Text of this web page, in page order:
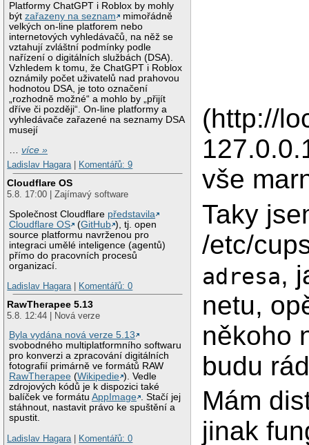
Platformy ChatGPT i Roblox by mohly
býtzařazeny na seznam
mimořádně
velkých on-line platforem nebo
internetových vyhledávačů, na něž se
vztahují zvláštní podmínky podle
nařízení o digitálních službách (DSA).
Vzhledem k tomu, že ChatGPT i Roblox
oznámily počet uživatelů nad prahovou
hodnotou DSA, je toto označení
„rozhodně možné“ a mohlo by „přijít
dříve či později“. On-line platformy a
vyhledávače zařazené na seznamy DSA
musejí
…více »
Ladislav Hagara| Komentářů: 9
Cloudflare OS
5.8. 17:00 | Zajímavý software
Společnost Cloudflare představila
Cloudflare OS
(GitHub ), tj. open
source platformu navrženou pro
integraci umělé inteligence (agentů)
přímo do pracovních procesů
organizací.
Ladislav Hagara| Komentářů: 0
RawTherapee 5.13
5.8. 12:44 | Nová verze
Byla vydána nová verze 5.13
svobodného multiplatformního softwaru
pro konverzi a zpracování digitálních
fotografií primárně ve formátů RAW
RawTherapee (Wikipedie ). Vedle
zdrojových kódů je k dispozici také
balíček ve formátuAppImage . Stačí jej
stáhnout, nastavit právo ke spuštění a
spustit.
Ladislav Hagara| Komentářů: 0
(http://
vše
Taky
/etc/
adresa,
netu,
někoho
budu
Mám
jinak